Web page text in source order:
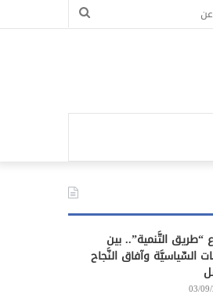
بحث
التَّنمية”.. بين
السِّياسيَّة وآفاق النَّجاح
03/